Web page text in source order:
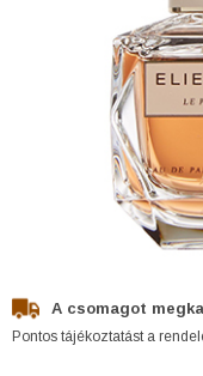
A csomagot
Pontos tájékoztatást a